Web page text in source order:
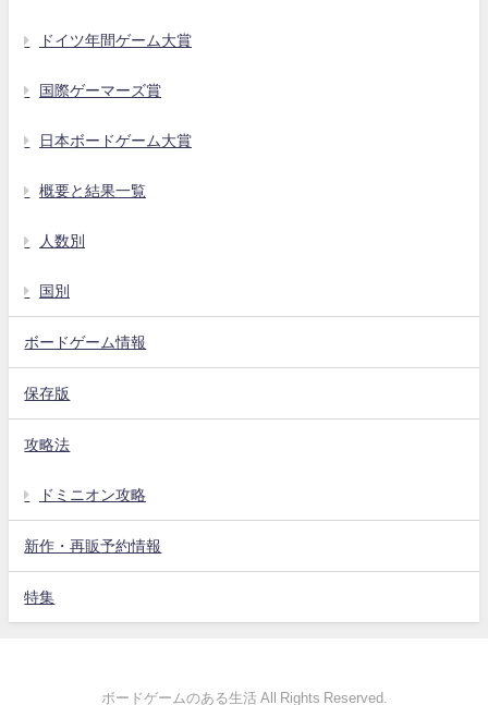
ドイツ年間ゲーム大賞
国際ゲーマーズ賞
日本ボードゲーム大賞
概要と結果一覧
人数別
国別
ボードゲーム情報
保存版
攻略法
ドミニオン攻略
新作・再販予約情報
特集
ボードゲームのある生活 All Rights Reserved.